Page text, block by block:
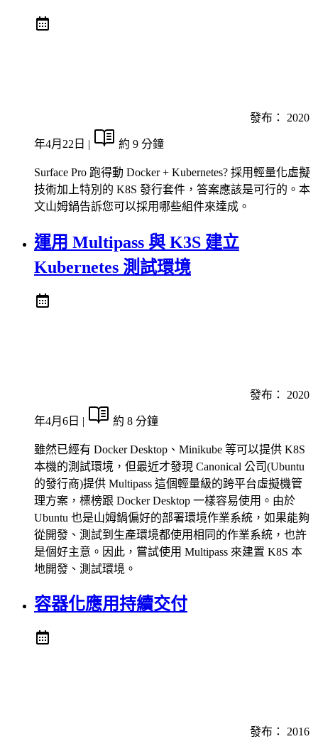
發布： 2020
年4月22日 | 約 9 分鐘
Surface Pro 跑得動 Docker + Kubernetes? 採用輕量化虛擬
技術加上特別的 K8S 發行套件，答案應該是可行的。本
文山姆鍋告訴您可以採用哪些組件來達成。
運用 Multipass 與 K3S 建立
Kubernetes 測試環境
發布： 2020
年4月6日 | 約 8 分鐘
雖然已經有 Docker Desktop、Minikube 等可以提供 K8S
本機的測試環境，但最近才發現 Canonical 公司(Ubuntu
的發行商)提供 Multipass 這個輕量級的跨平台虛擬機管
理方案，標榜跟 Docker Desktop 一樣容易使用。由於
Ubuntu 也是山姆鍋偏好的部署環境作業系統，如果能夠
從開發、測試到生產環境都使用相同的作業系統，也許
是個好主意。因此，嘗試使用 Multipass 來建置 K8S 本
地開發、測試環境。
容器化應用持續交付
發布： 2016